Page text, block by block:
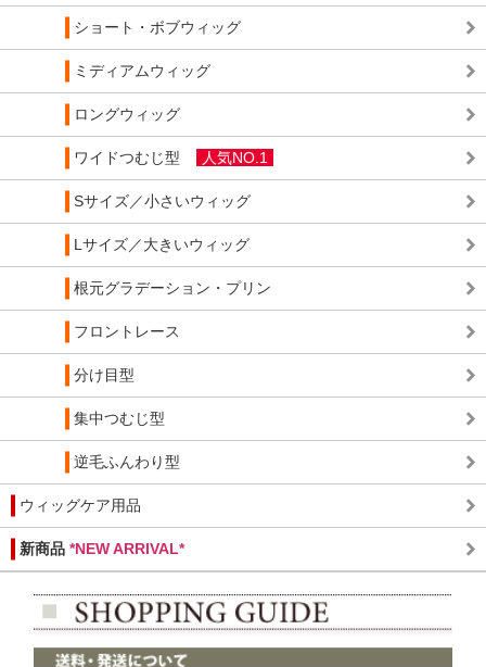
ショート・ボブウィッグ
ミディアムウィッグ
ロングウィッグ
ワイドつむじ型 人気NO.1
Sサイズ／小さいウィッグ
Lサイズ／大きいウィッグ
根元グラデーション・プリン
フロントレース
分け目型
集中つむじ型
逆毛ふんわり型
ウィッグケア用品
新商品 *NEW ARRIVAL*